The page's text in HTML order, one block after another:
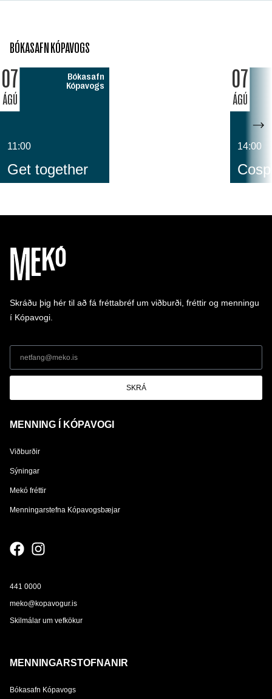
BÓKASAFN KÓPAVOGS
07
ÁGÚ
Bókasafn
Kópavogs
11:00
Get together
07
ÁGÚ
14:00
Skráðu þig hér til að fá fréttabréf um viðburði, fréttir og menningu
í Kópavogi.
SKRÁ
MENNING Í KÓPAVOGI
Viðburðir
Sýningar
Mekó fréttir
Menningarstefna Kópavogsbæjar
441 0000
meko@kopavogur.is
Skilmálar um vefkökur
MENNINGARSTOFNANIR
Bókasafn Kópavogs